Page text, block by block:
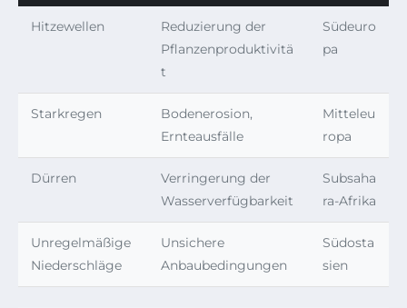
Hitzewellen
Reduzierung der
Pflanzenproduktivitä
t
Südeuro
pa
Starkregen
Bodenerosion,
Ernteausfälle
Mitteleu
ropa
Dürren
Verringerung der
Wasserverfügbarkeit
Subsaha
ra-Afrika
Unregelmäßige
Niederschläge
Unsichere
Anbaubedingungen
Südosta
sien